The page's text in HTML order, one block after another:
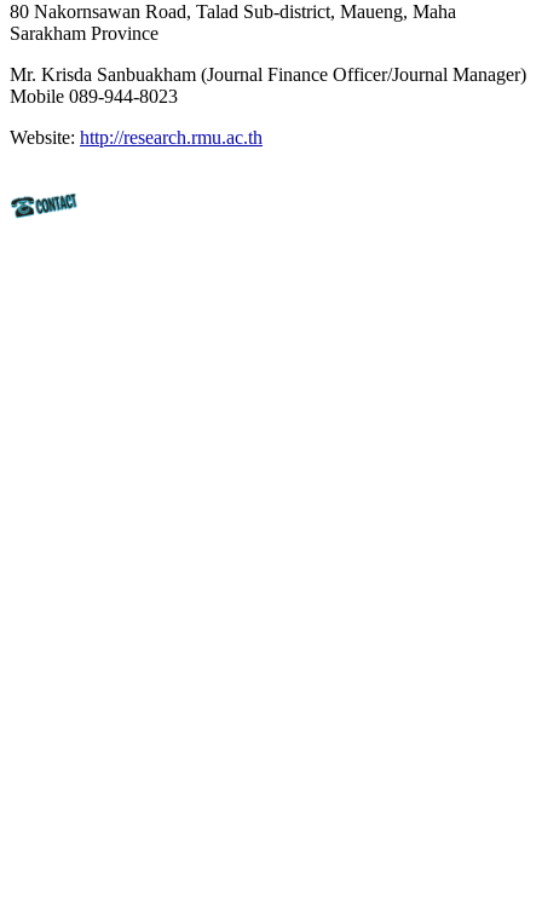
80 Nakornsawan Road, Talad Sub-district, Maueng, Maha
Sarakham Province
Mr. Krisda Sanbuakham (Journal Finance Officer/Journal Manager)
Mobile 089-944-8023
Website: http://research.rmu.ac.th